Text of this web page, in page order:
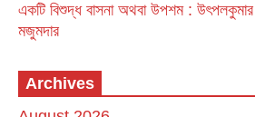
একটি বিশুদ্ধ বাসনা অথবা উপশম : উৎপলকুমার
মজুমদার
Archives